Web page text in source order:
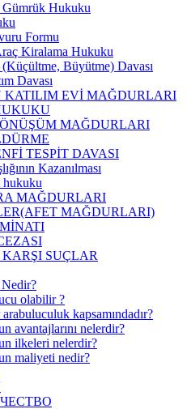
Gümrük Hukuku
Formu
Kiralama Hukuku
Büyütme) Davası
Davası
KATILIM EVİ MAĞDURLARI
MAĞDURLARI
TESPİT DAVASI
Kazanılması
MAĞDURLARI
MAĞDURLARI)
SUÇLAR
olabilir ?
kapsamındadır?
avantajlarını nelerdir?
ilkeleri nelerdir?
maliyeti nedir?